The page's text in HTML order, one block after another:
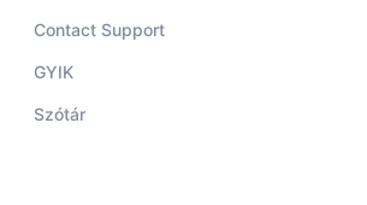
Contact Support
GYIK
Szótár